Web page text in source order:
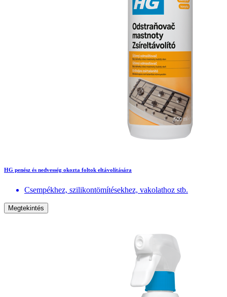
HG penész és nedvesség okozta foltok eltávolítására
Csempékhez, szilikontömítésekhez, vakolathoz stb.
Megtekintés